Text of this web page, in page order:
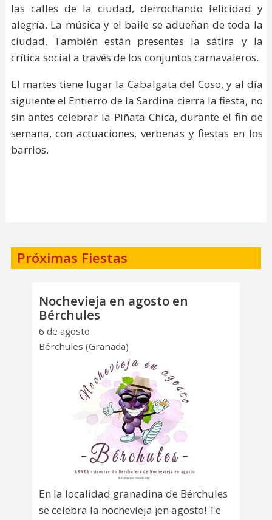
las calles de la ciudad, derrochando felicidad y
alegría. La música y el baile se adueñan de toda la
ciudad. También están presentes la sátira y la
crítica social a través de los conjuntos carnavaleros.
El martes tiene lugar la Cabalgata del Coso, y al día
siguiente el Entierro de la Sardina cierra la fiesta, no
sin antes celebrar la Piñata Chica, durante el fin de
semana, con actuaciones, verbenas y fiestas en los
barrios.
Próximas Fiestas
Nochevieja en agosto en
Bérchules
6 de agosto
Bérchules (Granada)
En la localidad granadina de Bérchules
se celebra la nochevieja ¡en agosto! Te